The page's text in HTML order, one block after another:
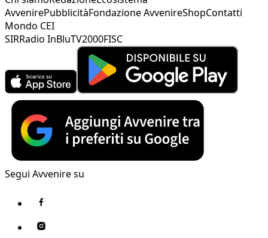
AvvenirePubblicitàFondazione AvvenireShopContatti
Mondo CEI
SIRRadio InBluTV2000FISC
Segui Avvenire su